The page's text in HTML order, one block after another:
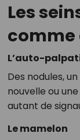
Les
comme
L’auto-
Des nodules,
nouvelle ou
autant de
Le mamelon